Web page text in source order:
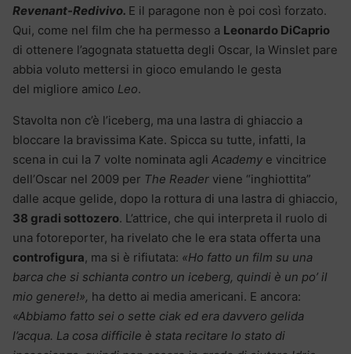
Revenant-Redivivo. E il paragone non è poi così forzato.
Qui, come nel film che ha permesso a Leonardo DiCaprio
di ottenere l’agognata statuetta degli Oscar, la Winslet pare
abbia voluto mettersi in gioco emulando le gesta
del migliore amico Leo.
Stavolta non c’è l’iceberg, ma una lastra di ghiaccio a
bloccare la bravissima Kate. Spicca su tutte, infatti, la
scena in cui la 7 volte nominata agli Academy e vincitrice
dell’Oscar nel 2009 per The Reader viene “inghiottita”
dalle acque gelide, dopo la rottura di una lastra di ghiaccio,
38 gradi sottozero. L’attrice, che qui interpreta il ruolo di
una fotoreporter, ha rivelato che le era stata offerta una
controfigura, ma si è rifiutata: «Ho fatto un film su una
barca che si schianta contro un iceberg, quindi è un po’ il
mio genere!», ha detto ai media americani. E ancora:
«Abbiamo fatto sei o sette ciak ed era davvero gelida
l’acqua. La cosa difficile è stata recitare lo stato di